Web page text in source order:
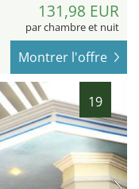
131,98 EUR
par chambre et nuit
Montrer l'offre
19